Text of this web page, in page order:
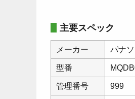
主要スペック
メーカー パナ
型番
管理番号 999